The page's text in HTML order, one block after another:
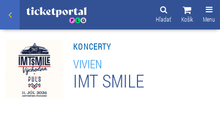
Menu
Košík
Hľadať
KONCERTY
VIVIEN
IMT SMILE